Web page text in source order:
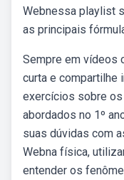
Webnessa playlist
as principais
Sempre em vídeos
curta e compartilhe
exercícios sobre
abordados no 1º
suas dúvidas com
Webna física,
entender os